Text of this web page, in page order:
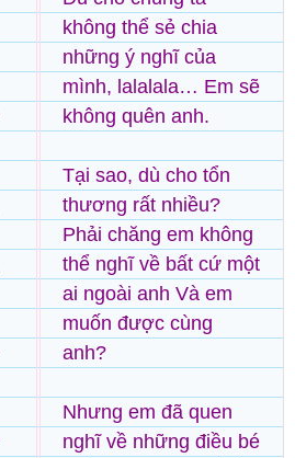
không thể sẻ chia
những ý nghĩ của
mình, lalalala… Em sẽ
không quên anh.
Tại sao, dù cho tổn
thương rất nhiều?
Phải chăng em không
thể nghĩ về bất cứ một
ai ngoài anh Và em
muốn được cùng
anh?
Nhưng em đã quen
nghĩ về những điều bé